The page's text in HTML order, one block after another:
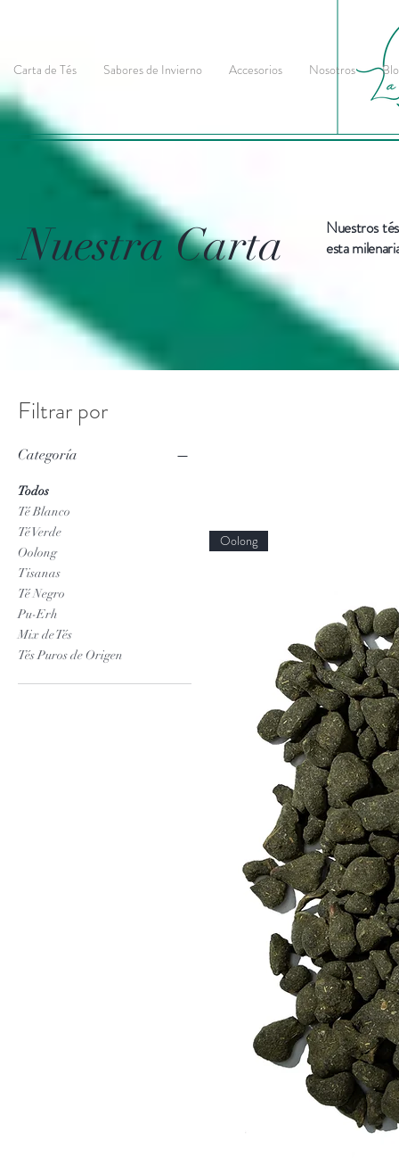
Carta de Tés Sabores de Invierno Accesorios Nosotros
Nuestra Carta
Nuestros
esta
Filtrar por
Categoría
Todos
Té Blanco
Té Verde
Oolong
Tisanas
Té Negro
Pu-Erh
Mix de Tés
Tés Puros de Origen
Oolong